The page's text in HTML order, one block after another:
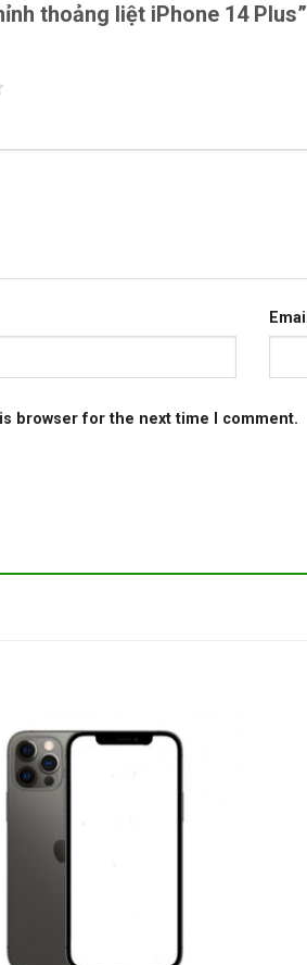
thoảng liệt iPhone 14 Plus”
Email
browser for the next time I comment.